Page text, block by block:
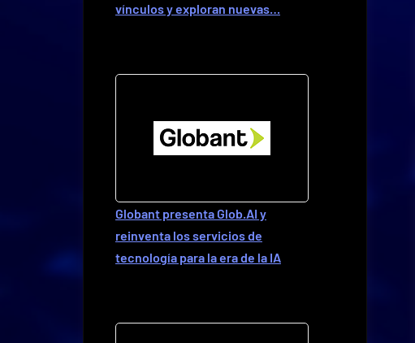
vínculos y exploran nuevas…
Globant presenta Glob.AI y
reinventa los servicios de
tecnología para la era de la IA